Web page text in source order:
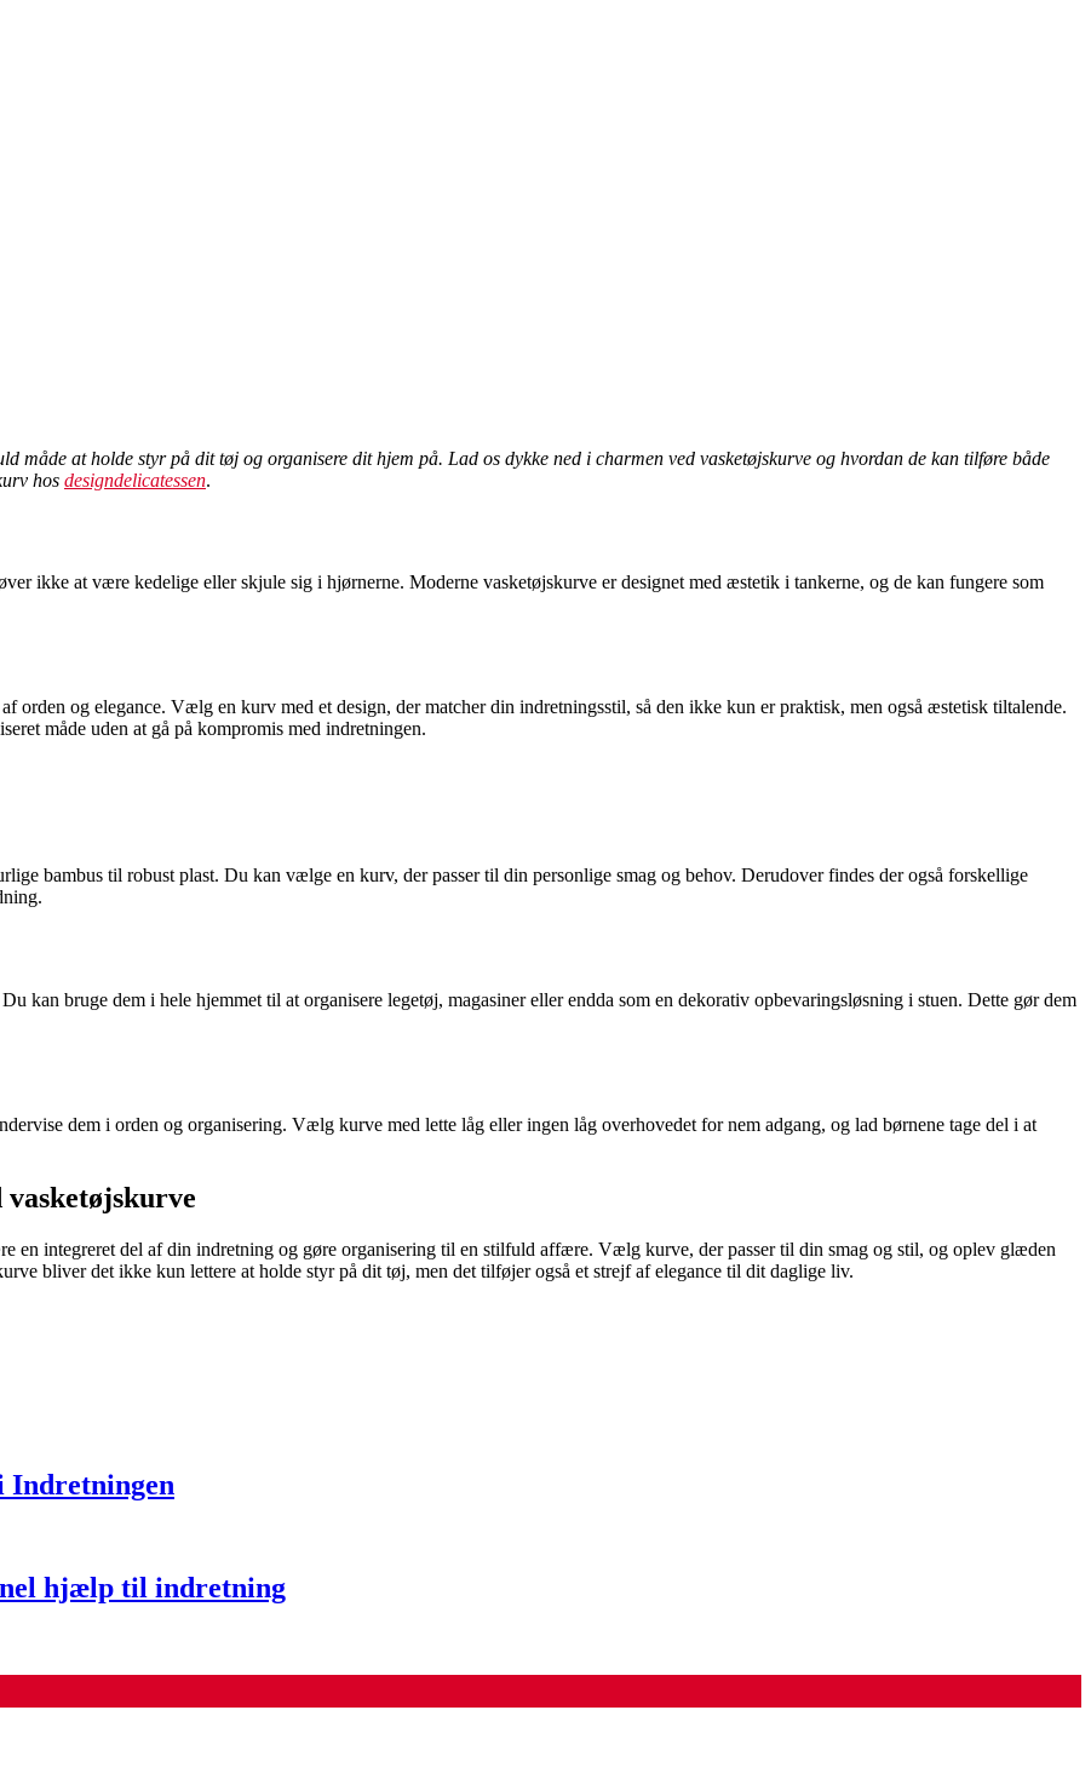
måde at holde styr på dit tøj og organisere dit hjem på. Lad os dykke ned i charmen ved vasketøjskurve og hvordan de kan tilføre både
hos designdelicatessen.
ikke at være kedelige eller skjule sig i hjørnerne. Moderne vasketøjskurve er designet med æstetik i tankerne, og de kan fungere som
orden og elegance. Vælg en kurv med et design, der matcher din indretningsstil, så den ikke kun er praktisk, men også æstetisk tiltalende.
måde uden at gå på kompromis med indretningen.
bambus til robust plast. Du kan vælge en kurv, der passer til din personlige smag og behov. Derudover findes der også forskellige
kan bruge dem i hele hjemmet til at organisere legetøj, magasiner eller endda som en dekorativ opbevaringsløsning i stuen. Dette gør dem
dem i orden og organisering. Vælg kurve med lette låg eller ingen låg overhovedet for nem adgang, og lad børnene tage del i at
en integreret del af din indretning og gøre organisering til en stilfuld affære. Vælg kurve, der passer til din smag og stil, og oplev glæden
bliver det ikke kun lettere at holde styr på dit tøj, men det tilføjer også et strejf af elegance til dit daglige liv.
Indretningen
hjælp til indretning